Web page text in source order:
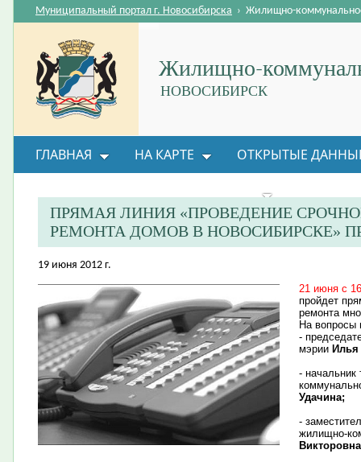
Жилищно-
НОВОСИБИРСК
Муниципальный портал г. Новосибирска › Жилищно-
ГЛАВНАЯ НА КАРТЕ ОТКРЫТЫЕ
ВОПРОС-ОТВЕТ ОРГАНИЗАЦИИ
ПРЯМАЯ ЛИНИЯ «ПРОВЕДЕНИЕ
РЕМОНТА ДОМОВ В НОВОСИБИРСКЕ»
19 июня 2012 г.
21 июня с
пройдет
ремонта
На вопросы
-
мэрии
- начальник
Удачина;
-
жилищно-